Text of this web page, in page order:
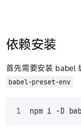
依赖安装
首先需要安装 babel
babel-preset-env
npm i -D